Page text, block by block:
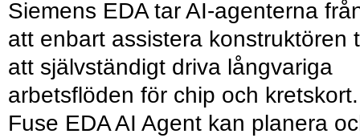
Siemens EDA tar AI-agenterna
att enbart assistera konstruktören
att självständigt driva långvariga
arbetsflöden för chip och kretskort.
Fuse EDA AI Agent kan planera